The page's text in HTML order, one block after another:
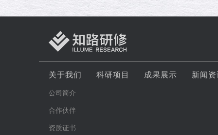
关于我们
公司简介
合作伙伴
资质证书
科研项目 成果展示 新闻